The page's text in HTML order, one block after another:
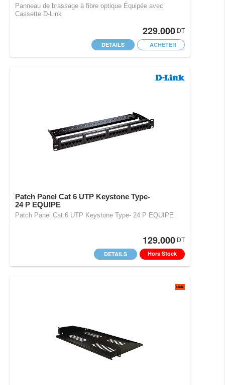
Panneau de brassage à fibre optique Équipée avec
Cassette D-Link
229.000 DT
ACHETER
DETAILS
Patch Panel Cat 6 UTP Keystone Type-
24 P EQUIPE
Patch Panel Cat 6 UTP Keystone Type- 24 P EQUIPE
129.000 DT
Hors Stock
DETAILS